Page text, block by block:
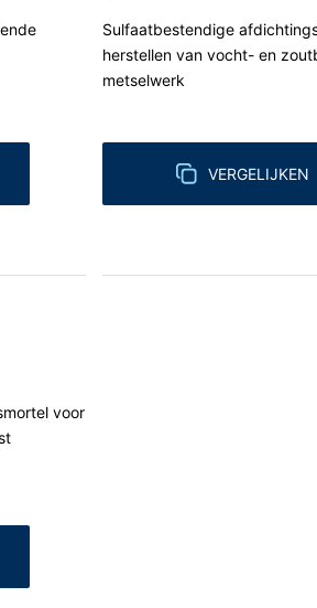
Sulfaatbestendige
herstellen van vocht- en
metselwerk
VERGELIJKEN
voor
voor zover dat technisch haalbaar is.
tijde het recht om te verzoeken om